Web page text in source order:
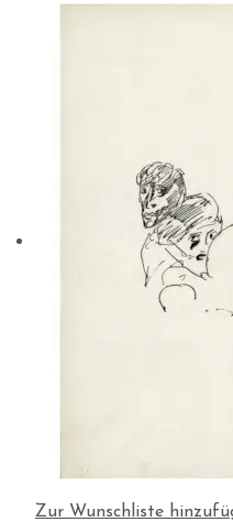
Zur Wunschliste